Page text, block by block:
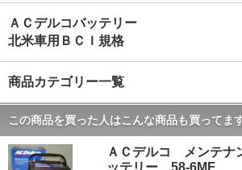
ＡＣデルコバッテリー
北米車用ＢＣＩ規格
商品カテゴリー一覧
この商品を買った人はこんな商品も買ってま
ＡＣデルコ メンテナ
ッテリー 58-6MF